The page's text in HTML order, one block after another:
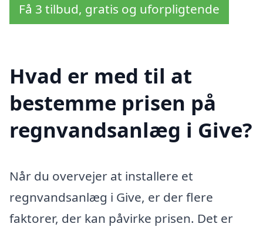
Få 3 tilbud, gratis og uforpligtende
Hvad er med til at
bestemme prisen på
regnvandsanlæg i Give?
Når du overvejer at installere et
regnvandsanlæg i Give, er der flere
faktorer, der kan påvirke prisen. Det er